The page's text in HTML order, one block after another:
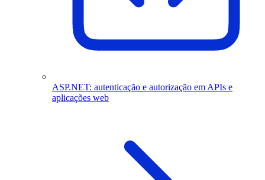
ASP.NET: autenticação e autorização em APIs e
aplicações web